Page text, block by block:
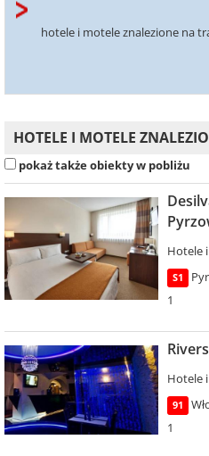
hotele i motele znalezione na
HOTELE I MOTELE
pokaż także obiekty w pobliżu
Hotele
S1
1
Hotele
91
1